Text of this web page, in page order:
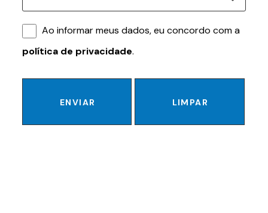
Ao informar meus dados, eu concordo com a
política de privacidade.
ENVIAR LIMPAR